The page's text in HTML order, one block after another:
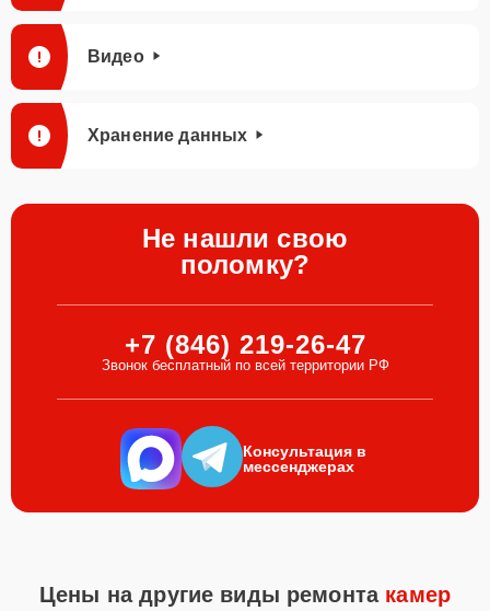
Видео
Хранение данных
Не нашли свою
поломку?
+7 (846) 219-26-47
Звонок бесплатный по всей территории РФ
Консультация в
мессенджерах
Цены на другие виды ремонта камер